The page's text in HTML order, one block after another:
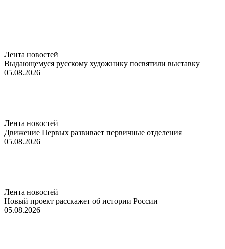
Лента новостей
Выдающемуся русскому художнику посвятили выставку
05.08.2026
Лента новостей
Движение Первых развивает первичные отделения
05.08.2026
Лента новостей
Новый проект расскажет об истории России
05.08.2026